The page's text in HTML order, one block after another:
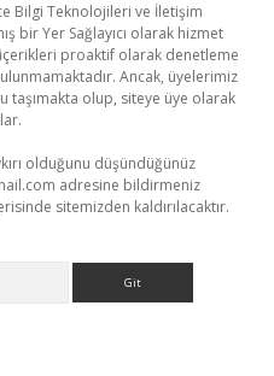
Bilgi Teknolojileri ve İletişim
bir Yer Sağlayıcı olarak hizmet
proaktif olarak denetleme
Ancak, üyelerimiz
taşımakta olup, siteye üye olarak
olduğunu düşündüğünüz
adresine bildirmeniz
sitemizden kaldırılacaktır.